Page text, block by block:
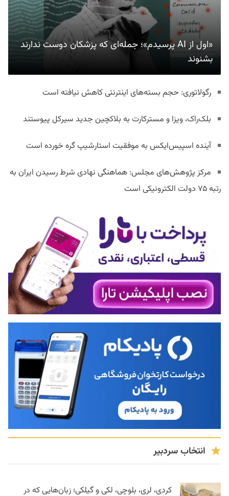
«اول از AI پرسیدم»؛ جمله‌ای که پزشکان دوست ندارند
بشنوند
رگولاتوری: حجم بسته‌های اینترنتی کاهش نیافته است
بلک‌راک، ویزا و مسترکارت به بلاکچین جدید سیرکل پیوستند
آینده اسپیس‌ایکس به موفقیت استارشیپ گره خورده است
مرکز پژوهش‌های مجلس: هماهنگی نهادی شرط رسیدن ایران به
رتبه ۷۵ دولت الکترونیکی است
انتخاب سردبیر
کردی، لری، بلوچی، لکی و گیلکی؛ زبان‌هایی که در